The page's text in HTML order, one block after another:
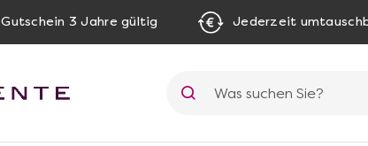
Gutschein 3 Jahre gültig Jederzeit